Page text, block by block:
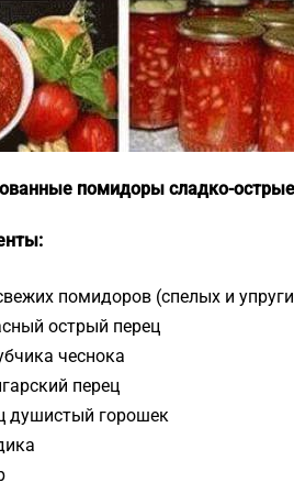
помидоры сладко-острые
помидоров (спелых и
острый перец
чеснока
перец
душистый горошек